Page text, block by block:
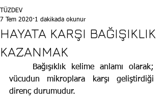
HAYATA KARŞI BAĞIŞIKLIK
KAZANMAK
TÜZDEV
7 Tem 2020 1 dakikada okunur
vücudun mikroplara karşı geliştirdiği
direnç durumudur.